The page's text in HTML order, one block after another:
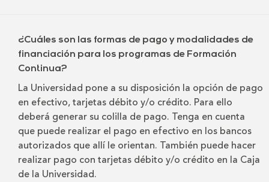
¿Cuáles son las formas de pago y modalidades de
financiación para los programas de Formación
Continua?
La Universidad pone a su disposición la opción de pago
en efectivo, tarjetas débito y/o crédito. Para ello
deberá generar su colilla de pago. Tenga en cuenta
que puede realizar el pago en efectivo en los bancos
autorizados que allí le orientan. También puede hacer
realizar pago con tarjetas débito y/o crédito en la Caja
de la Universidad.